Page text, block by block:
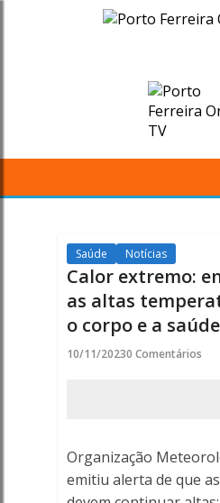
Calor
entenda
como
afetam
o
a
saúde
Saúde Notícias
Calor extremo:
as altas
o corpo e a saúde
10/11/20230 Comentários
Organização
emitiu alerta de que